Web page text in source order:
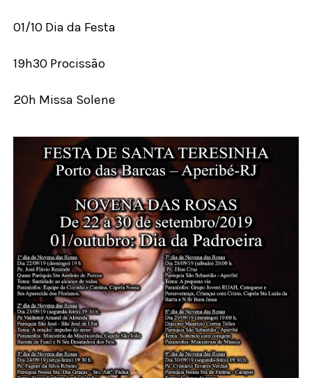
01/10 Dia da Festa
19h30 Procissão
20h Missa Solene